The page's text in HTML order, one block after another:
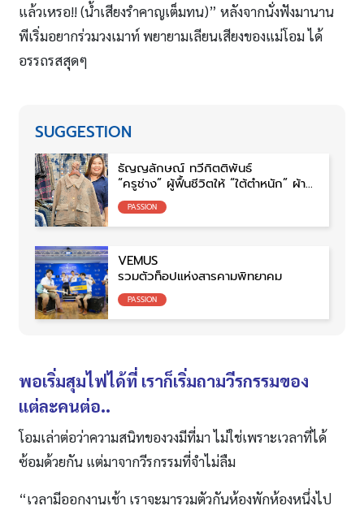
แล้วเหรอ!! (น้ำเสียงรำคาญเต็มทน)” หลังจากนั่งฟังมานาน
พีเริ่มอยากร่วมวงเมาท์ พยายามเลียนเสียงของแม่โอม ได้
อรรถรสสุดๆ
SUGGESTION
ธัญญลักษณ์ ทวีกิตติพันธ์
“ครูช่าง” ผู้ฟื้นชีวิตให้ “ใต้ตำหนัก” ผ้า
ย้อมครามสกลนคร
PASSION
VEMUS
รวมตัวท็อปแห่งสารคามพิทยาคม
PASSION
พอเริ่มสุมไฟได้ที่ เราก็เริ่มถามวีรกรรมของ
แต่ละคนต่อ..
โอมเล่าต่อว่าความสนิทของวงมีที่มา ไม่ใช่เพราะเวลาที่ได้
ซ้อมด้วยกัน แต่มาจากวีรกรรมที่จำไม่ลืม
“เวลามีออกงานเช้า เราจะมารวมตัวกันห้องพักห้องหนึ่งไป